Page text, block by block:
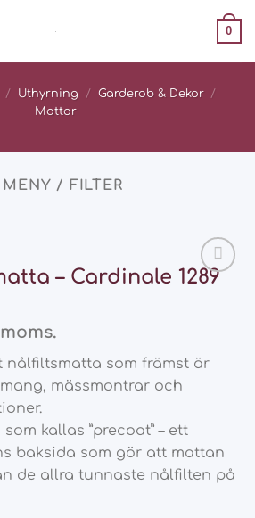
0
/ Uthyrning / Garderob & Dekor /
Mattor
MENY / FILTER
– Cardinale 1289
nålfiltsmatta som främst är
mässmontrar och
kallas ”precoat” – ett
baksida som gör att mattan
de allra tunnaste nålfilten på